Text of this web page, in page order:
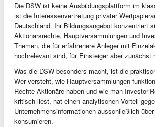
Die DSW ist keine Ausbildungsplattform im
ist die Interessenvertretung privater
Deutschland. Ihr Bildungsangebot konzentriert
Aktionärsrechte, Hauptversammlungen und
Themen, die für erfahrenere Anleger mit
hochrelevant sind, für Einsteiger aber zunächst
Was die DSW besonders macht, ist die
Wer versteht, wie Hauptversammlungen
Rechte Aktionäre haben und wie man Investor-
kritisch liest, hat einen analytischen Vorteil
Unternehmensinformationen ausschließlich
konsumieren.